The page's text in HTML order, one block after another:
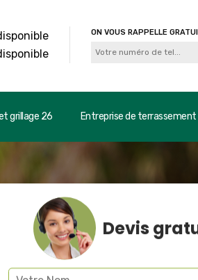
ON VOUS RAPPELLE
grillage 26 Entreprise de
Devis